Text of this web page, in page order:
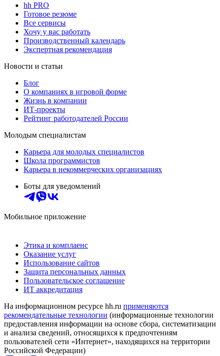
hh PRO
Готовое резюме
Все сервисы
Хочу у вас работать
Производственный календарь
Экспертная рекомендация
Новости и статьи
Блог
О компаниях в игровой форме
Жизнь в компании
ИТ-проекты
Рейтинг работодателей России
Молодым специалистам
Карьера для молодых специалистов
Школа программистов
Карьера в некоммерческих организациях
Боты для уведомлений
Мобильное приложение
Этика и комплаенс
Оказание услуг
Использование сайтов
Защита персональных данных
Пользовательское соглашение
ИТ аккредитация
На информационном ресурсе hh.ru применяются
рекомендательные технологии (информационные технологии
предоставления информации на основе сбора, систематизации
и анализа сведений, относящихся к предпочтениям
пользователей сети «Интернет», находящихся на территории
Российской Федерации)